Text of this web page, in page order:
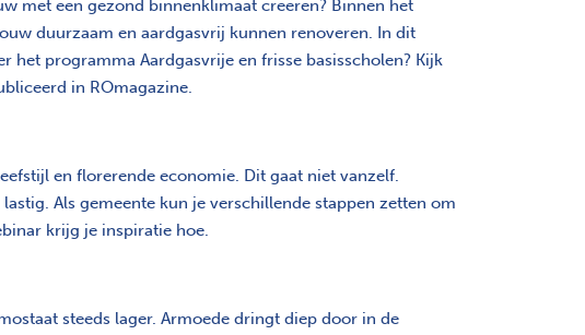
met een gezond binnenklimaat creëren? Binnen het
duurzaam en aardgasvrij kunnen renoveren. In dit
het programma Aardgasvrije en frisse basisscholen? Kijk
in ROmagazine.
en florerende economie. Dit gaat niet vanzelf.
Als gemeente kun je verschillende stappen zetten om
krijg je inspiratie hoe.
steeds lager. Armoede dringt diep door in de